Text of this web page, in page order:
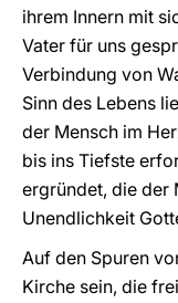
ihrem Innern mit
Vater für uns
Verbindung von
Sinn des Lebens
der Mensch im
bis ins Tiefste
ergründet, die der
Unendlichkeit
Auf den Spuren
Kirche sein, die